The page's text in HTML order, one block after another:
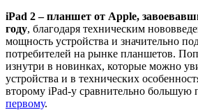
iPad 2 – планшет от Apple,
году, благодаря техническим
мощность устройства и значительно
потребителей на рынке планшетов.
изнутри в новинках, которые можно
устройства и в технических
второму iPad-у сравнительно большую
первому.